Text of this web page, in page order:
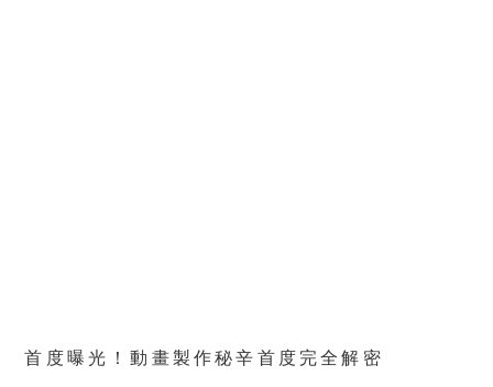
首度曝光！動畫製作秘辛首度完全解密